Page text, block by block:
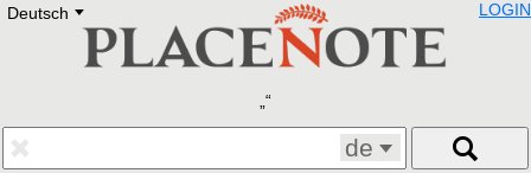
Deutsch E
Deutsch
Francais
Polski
LOGIN
de